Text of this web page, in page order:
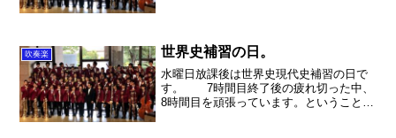
りの疲労と軽い熱中症...
吹奏楽 世界史補習の日。
水曜日放課後は世界史現代史補習の日で
す。 7時間目終了後の疲れ切った中、
8時間目を頑張っています。ということ